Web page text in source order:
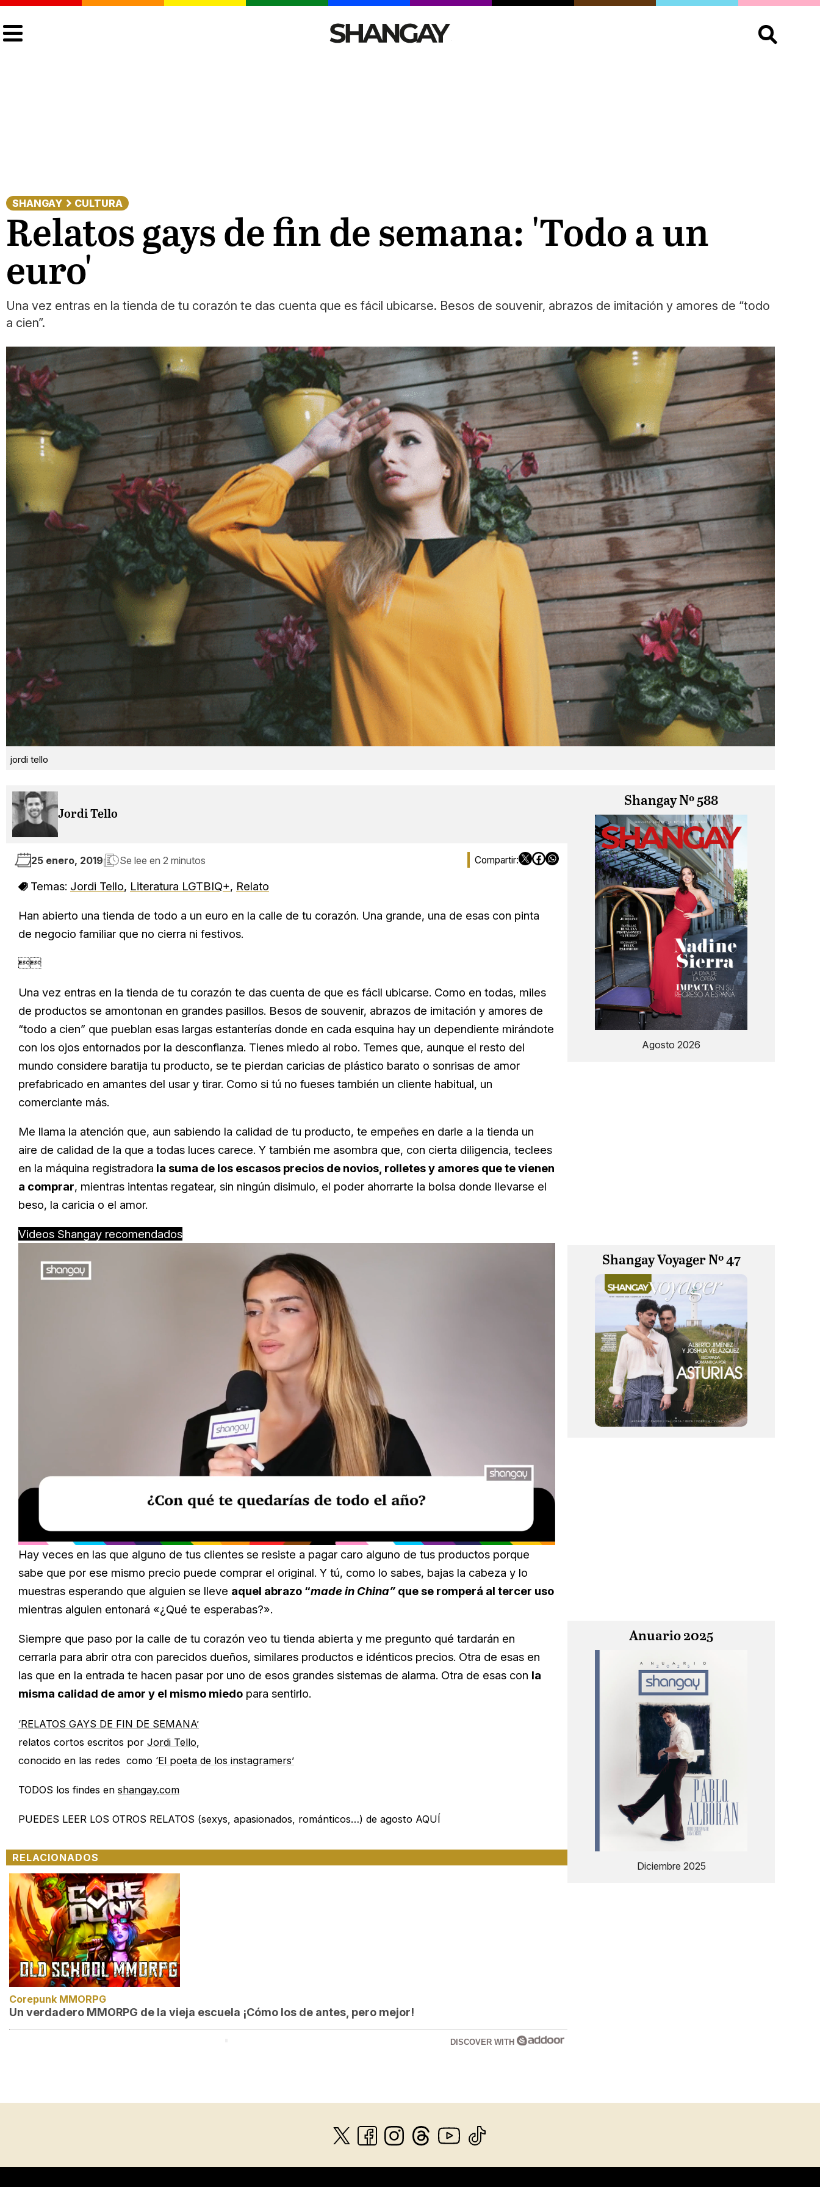
Buscar:
SHANGAY CULTURA
Relatos gays de fin de semana: 'Todo a un
euro'
Una vez entras en la tienda de tu corazón te das cuenta que es fácil ubicarse. Besos de souvenir, abrazos de imitación y amores de “todo
a cien”.
jordi tello
Jordi Tello
25 enero, 2019 Se lee en 2 minutos
Temas: Jordi Tello, Literatura LGTBIQ+, Relato
Han abierto una tienda de todo a un euro en la calle de tu corazón. Una grande, una de esas con pinta
de negocio familiar que no cierra ni festivos.

Una vez entras en la tienda de tu corazón te das cuenta de que es fácil ubicarse. Como en todas, miles
de productos se amontonan en grandes pasillos. Besos de souvenir, abrazos de imitación y amores de
“todo a cien” que pueblan esas largas estanterías donde en cada esquina hay un dependiente mirándote
con los ojos entornados por la desconfianza. Tienes miedo al robo. Temes que, aunque el resto del
mundo considere baratija tu producto, se te pierdan caricias de plástico barato o sonrisas de amor
prefabricado en amantes del usar y tirar. Como si tú no fueses también un cliente habitual, un
comerciante más.
Me llama la atención que, aun sabiendo la calidad de tu producto, te empeñes en darle a la tienda un
aire de calidad de la que a todas luces carece. Y también me asombra que, con cierta diligencia, teclees
en la máquina registradora la suma de los escasos precios de novios, rolletes y amores que te vienen
a comprar, mientras intentas regatear, sin ningún disimulo, el poder ahorrarte la bolsa donde llevarse el
beso, la caricia o el amor.
Videos Shangay recomendados
39.56%
Hay veces en las que alguno de tus clientes se resiste a pagar caro alguno de tus productos porque
sabe que por ese mismo precio puede comprar el original. Y tú, como lo sabes, bajas la cabeza y lo
muestras esperando que alguien se lleve aquel abrazo “made in China” que se romperá al tercer uso
mientras alguien entonará «¿Qué te esperabas?».
Siempre que paso por la calle de tu corazón veo tu tienda abierta y me pregunto qué tardarán en
cerrarla para abrir otra con parecidos dueños, similares productos e idénticos precios. Otra de esas en
las que en la entrada te hacen pasar por uno de esos grandes sistemas de alarma. Otra de esas con la
misma calidad de amor y el mismo miedo para sentirlo.
‘RELATOS GAYS DE FIN DE SEMANA’
relatos cortos escritos por Jordi Tello,
conocido en las redes como ‘El poeta de los instagramers’
TODOS los findes en shangay.com
PUEDES LEER LOS OTROS RELATOS (sexys, apasionados, románticos…) de agosto AQUÍ
RELACIONADOS
Corepunk MMORPG
Un verdadero MMORPG de la vieja escuela ¡Cómo los de antes, pero mejor!
DISCOVER WITH
Shangay Nº 588
Agosto 2026
Shangay Voyager Nº 47
Anuario 2025
Diciembre 2025